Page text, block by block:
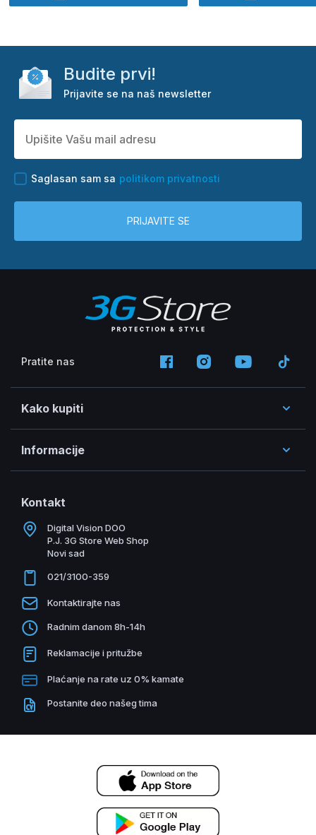
Budite prvi!
Prijavite se na naš newsletter
Saglasan sam sa politikom privatnosti
PRIJAVITE SE
Pratite nas
Kako kupiti
Informacije
Kontakt
Digital Vision DOO
P.J. 3G Store Web Shop
Novi sad
021/3100-359
Kontaktirajte nas
Radnim danom 8h-14h
Reklamacije i pritužbe
Plaćanje na rate uz 0% kamate
Postanite deo našeg tima